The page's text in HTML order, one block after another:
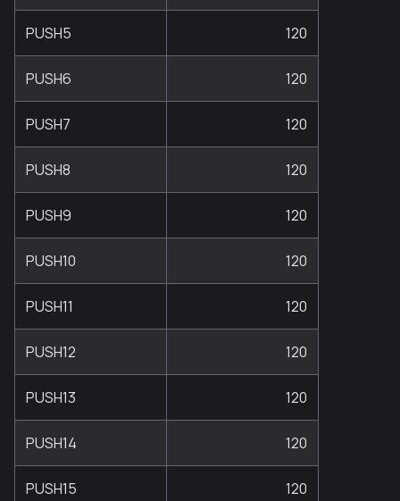
PUSH5 120
PUSH6 120
PUSH7 120
PUSH8 120
PUSH9 120
PUSH10 120
PUSH11 120
PUSH12 120
PUSH13 120
PUSH14 120
PUSH15 120